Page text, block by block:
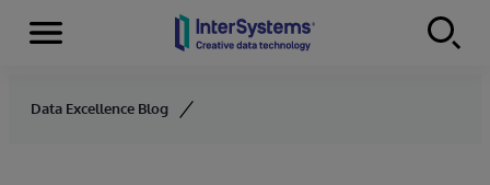
Skip to content
Menu
Data Excellence Blog